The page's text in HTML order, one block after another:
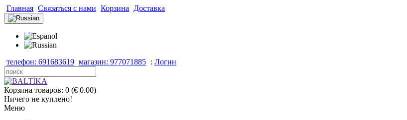
Главная Связаться с нами Корзина Доставка
телефон: 691683619 магазин: 977071885 : Логин
Корзина товаров: 0 (€ 0.00)
Ничего не куплено!
Меню